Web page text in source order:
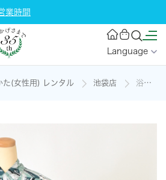
業時間
Language
た(女性用) レンタル 池袋店 浴衣[UTAHA・グリーン・幾何学模様]の着物レンタル